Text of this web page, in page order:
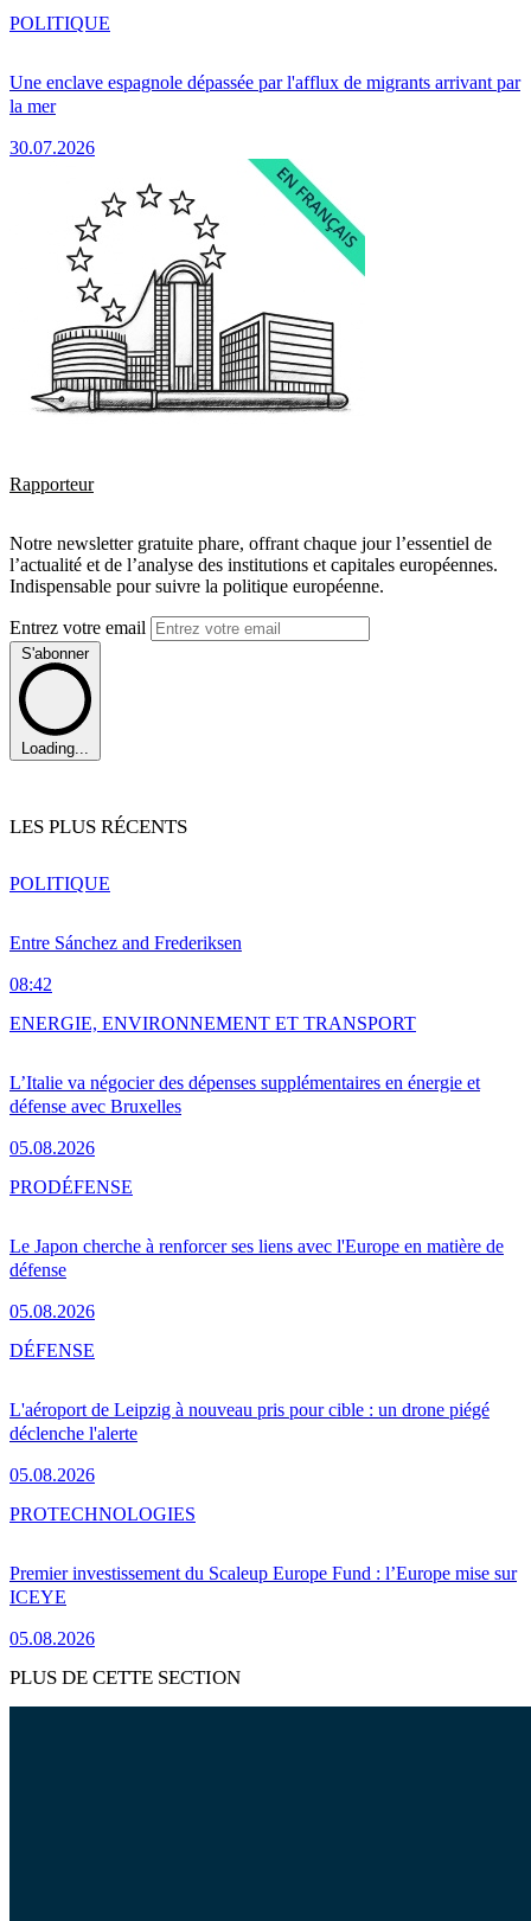
Une enclave espagnole dépassée par l'afflux de migrants arrivant par
la mer
30.07.2026
POLITIQUE
Rapporteur
Notre newsletter gratuite phare, offrant chaque jour l’essentiel de
l’actualité et de l’analyse des institutions et capitales européennes.
Indispensable pour suivre la politique européenne.
Entrez votre email
S'abonner
Loading...
LES PLUS RÉCENTS
Entre Sánchez and Frederiksen
08:42
POLITIQUE
L’Italie va négocier des dépenses supplémentaires en énergie et
défense avec Bruxelles
05.08.2026
ENERGIE, ENVIRONNEMENT ET TRANSPORT
Le Japon cherche à renforcer ses liens avec l'Europe en matière de
défense
05.08.2026
PRODÉFENSE
L'aéroport de Leipzig à nouveau pris pour cible : un drone piégé
déclenche l'alerte
05.08.2026
DÉFENSE
Premier investissement du Scaleup Europe Fund : l’Europe mise sur
ICEYE
05.08.2026
PROTECHNOLOGIES
PLUS DE CETTE SECTION